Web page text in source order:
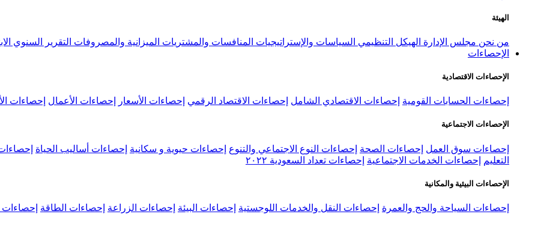
الهيئة
من نحن مجلس الإدارة الهيكل التنظيمي السياسات والإستراتيجيات المنافسات والمشتريات الميزانية والمصروفات التقرير السنوي
الإحصاءات
الإحصاءات الاقتصادية
إحصاءات الحسابات القومية إحصاءات الاقتصادي الشامل إحصاءات الاقتصاد الرقمي إحصاءات الأسعار إحصاءات الأعمال إحصاءات
الإحصاءات الاجتماعية
إحصاءات سوق العمل إحصاءات الصحة إحصاءات النوع الاجتماعي والتنوع إحصاءات حيوية و سكانية إحصاءات أساليب الحياة
التعليم
إحصاءات الخدمات الاجتماعية إحصاءات تعداد السعودية ٢٠٢٢
الإحصاءات البيئية والمكانية
إحصاءات السياحة والحج والعمرة إحصاءات النقل والخدمات اللوجستية إحصاءات البيئة إحصاءات الزراعة إحصاءات الطاقة إحصاءات